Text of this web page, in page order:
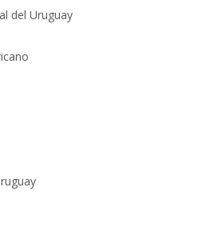
del Uruguay